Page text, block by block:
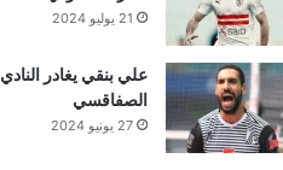
21 يوليو 2024
علي بنقي يغادر النادي
الصفاقسي
27 يونيو 2024